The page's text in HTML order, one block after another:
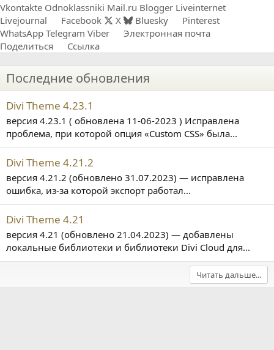
Vkontakte Odnoklassniki Mail.ru Blogger Liveinternet
Livejournal
Facebook X Bluesky
Pinterest
WhatsApp Telegram Viber
Электронная почта
Поделиться
Ссылка
Последние обновления
Divi Theme 4.23.1
версия 4.23.1 ( обновлена 11-06-2023 ) Исправлена
проблема, при которой опция «Custom CSS» была...
Divi Theme 4.21.2
версия 4.21.2 (обновлено 31.07.2023) — исправлена
ошибка, из-за которой экспорт работал...
Divi Theme 4.21
версия 4.21 (обновлено 21.04.2023) — добавлены
локальные библиотеки и библиотеки Divi Cloud для...
Читать дальше...